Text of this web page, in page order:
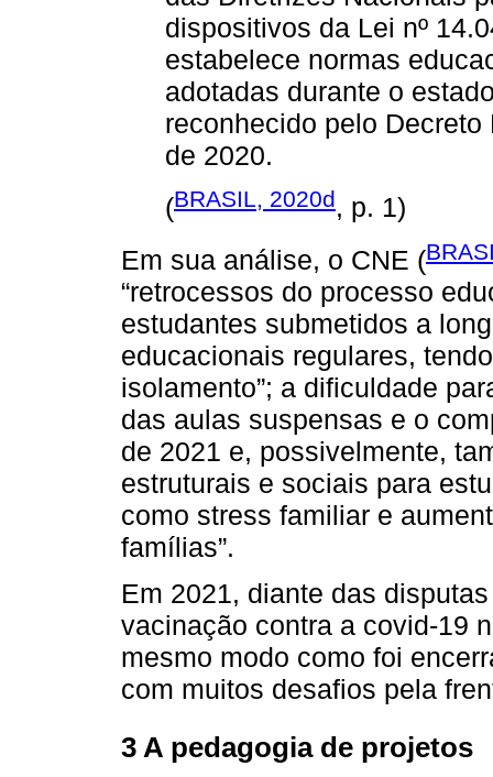
dispositivos da Lei nº
estabelece normas
adotadas durante o
reconhecido pelo
de 2020.
(BRASIL, 2020d, p. 1)
Em sua análise, o CNE (
“retrocessos do processo
estudantes submetidos a
educacionais regulares,
isolamento”; a dificuldade
das aulas suspensas e o
de 2021 e, possivelmente,
estruturais e sociais para
como stress familiar e
famílias”.
Em 2021, diante das
vacinação contra a covid-19
mesmo modo como foi
com muitos desafios pela
3 A pedagogia de projetos